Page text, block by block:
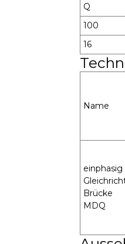
Q
100
16
Name
einphasig
Brücke
MDQ